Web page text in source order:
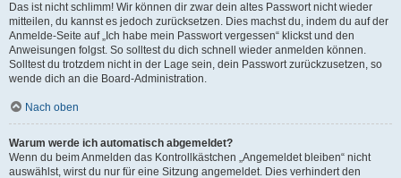
Das ist nicht schlimm! Wir können dir zwar dein altes Passwort nicht wieder
mitteilen, du kannst es jedoch zurücksetzen. Dies machst du, indem du auf der
Anmelde-Seite auf „Ich habe mein Passwort vergessen“ klickst und den
Anweisungen folgst. So solltest du dich schnell wieder anmelden können.
Solltest du trotzdem nicht in der Lage sein, dein Passwort zurückzusetzen, so
wende dich an die Board-Administration.
Nach oben
Warum werde ich automatisch abgemeldet?
Wenn du beim Anmelden das Kontrollkästchen „Angemeldet bleiben“ nicht
auswählst, wirst du nur für eine Sitzung angemeldet. Dies verhindert den